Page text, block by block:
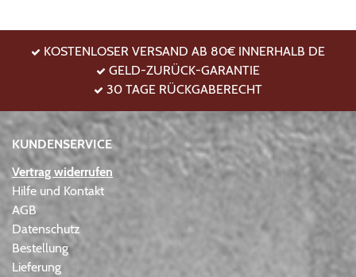
KOSTENLOSER VERSAND AB 80€ INNERHALB DE
GELD-ZURÜCK-GARANTIE
30 TAGE RÜCKGABERECHT
KUNDENSERVICE
Vertrag widerrufen
Hilfe und Kontakt
AGB
Datenschutz
Bestellung
Lieferung